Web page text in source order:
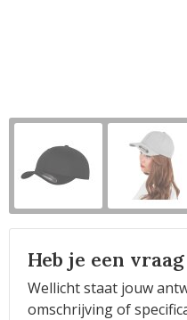
Heb je een
Wellicht staat jouw
omschrijving of